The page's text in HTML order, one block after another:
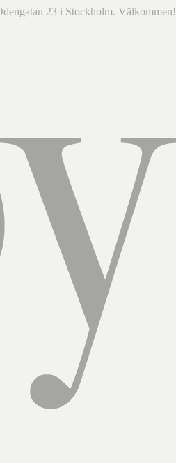
23 i Stockholm. Välkommen!